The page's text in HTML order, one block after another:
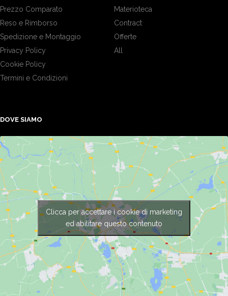
Prezzo Comparato
Reso e Rimborso
Spedizione e Montaggio
Privacy Policy
Cookie Policy
Termini e Condizioni
Materioteca
Contract
Offerte
All
DOVE SIAMO
Clicca per accettare i cookie di marketing
ed abilitare questo contenuto